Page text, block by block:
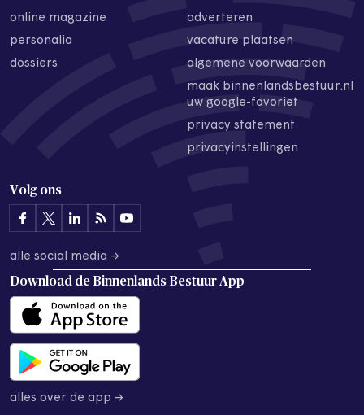
online magazine
personalia
dossiers
adverteren
vacature plaatsen
algemene voorwaarden
maak binnenlandsbestuur.nl
uw google-favoriet
privacy statement
privacyinstellingen
Volg ons
alle social media →
Download de Binnenlands Bestuur App
alles over de app →